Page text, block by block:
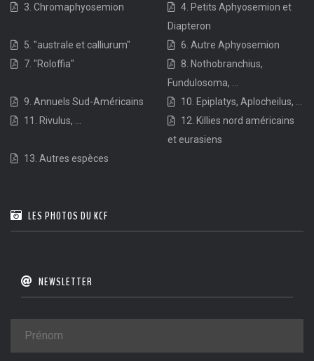
3. Chromaphyosemion
4. Petits Aphyosemion et
Diapteron
5. "australe et calliurum"
6. Autre Aphyosemion
7. "Roloffia"
8. Nothobranchius,
Fundulosoma, ...
9. Annuels Sud-Américains
10. Epiplatys, Aplocheilus, ...
11. Rivulus, ...
12. Killies nord américains
et eurasiens
13. Autres espèces
LES PHOTOS DU KCF
NEWSLETTER